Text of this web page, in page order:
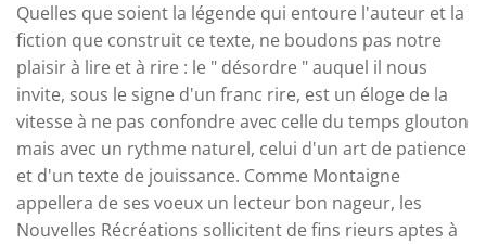
Quelles que soient la légende qui entoure l'auteur et la
fiction que construit ce texte, ne boudons pas notre
plaisir à lire et à rire : le " désordre " auquel il nous
invite, sous le signe d'un franc rire, est un éloge de la
vitesse à ne pas confondre avec celle du temps glouton
mais avec un rythme naturel, celui d'un art de patience
et d'un texte de jouissance. Comme Montaigne
appellera de ses voeux un lecteur bon nageur, les
Nouvelles Récréations sollicitent de fins rieurs aptes à